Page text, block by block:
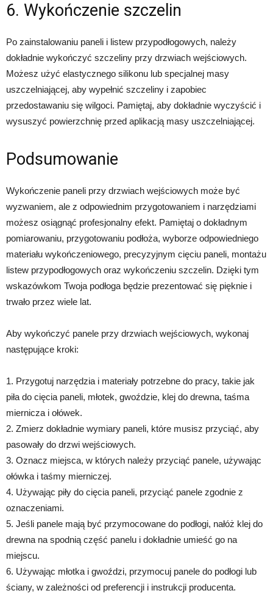
6. Wykończenie szczelin
Po zainstalowaniu paneli i listew przypodłogowych, należy
dokładnie wykończyć szczeliny przy drzwiach wejściowych.
Możesz użyć elastycznego silikonu lub specjalnej masy
uszczelniającej, aby wypełnić szczeliny i zapobiec
przedostawaniu się wilgoci. Pamiętaj, aby dokładnie wyczyścić i
wysuszyć powierzchnię przed aplikacją masy uszczelniającej.
Podsumowanie
Wykończenie paneli przy drzwiach wejściowych może być
wyzwaniem, ale z odpowiednim przygotowaniem i narzędziami
możesz osiągnąć profesjonalny efekt. Pamiętaj o dokładnym
pomiarowaniu, przygotowaniu podłoża, wyborze odpowiedniego
materiału wykończeniowego, precyzyjnym cięciu paneli, montażu
listew przypodłogowych oraz wykończeniu szczelin. Dzięki tym
wskazówkom Twoja podłoga będzie prezentować się pięknie i
trwało przez wiele lat.
Aby wykończyć panele przy drzwiach wejściowych, wykonaj
następujące kroki:
1. Przygotuj narzędzia i materiały potrzebne do pracy, takie jak
piła do cięcia paneli, młotek, gwoździe, klej do drewna, taśma
miernicza i ołówek.
2. Zmierz dokładnie wymiary paneli, które musisz przyciąć, aby
pasowały do drzwi wejściowych.
3. Oznacz miejsca, w których należy przyciąć panele, używając
ołówka i taśmy mierniczej.
4. Używając piły do cięcia paneli, przyciąć panele zgodnie z
oznaczeniami.
5. Jeśli panele mają być przymocowane do podłogi, nałóż klej do
drewna na spodnią część panelu i dokładnie umieść go na
miejscu.
6. Używając młotka i gwoździ, przymocuj panele do podłogi lub
ściany, w zależności od preferencji i instrukcji producenta.